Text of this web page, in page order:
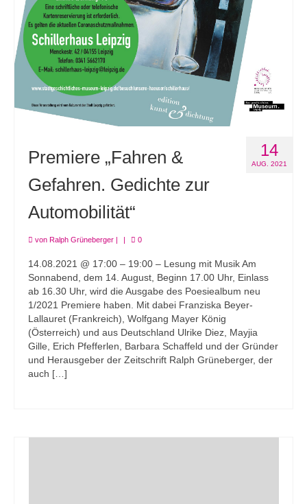
14
AUG. 2021
Premiere „Fahren &
Gefahren. Gedichte zur
Automobilität“
von Ralph Grüneberger 0
14.08.2021 @ 17:00 – 19:00 – Lesung mit Musik Am
Sonnabend, dem 14. August, Beginn 17.00 Uhr, Einlass
ab 16.30 Uhr, wird die Ausgabe des Poesiealbum neu
1/2021 Premiere haben. Mit dabei Franziska Beyer-
Lallauret (Frankreich), Wolfgang Mayer König
(Österreich) und aus Deutschland Ulrike Diez, Mayjia
Gille, Erich Pfefferlen, Barbara Schaffeld und der Gründer
und Herausgeber der Zeitschrift Ralph Grüneberger, der
auch […]